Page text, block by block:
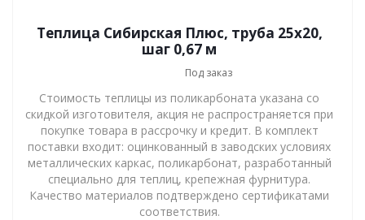
Теплица Сибирская Плюс, труба 25х20,
шаг 0,67 м
Под заказ
Стоимость теплицы из поликарбоната указана со
скидкой изготовителя, акция не распространяется при
покупке товара в рассрочку и кредит. В комплект
поставки входит: оцинкованный в заводских условиях
металлических каркас, поликарбонат, разработанный
специально для теплиц, крепежная фурнитура.
Качество материалов подтверждено сертификатами
соответствия.